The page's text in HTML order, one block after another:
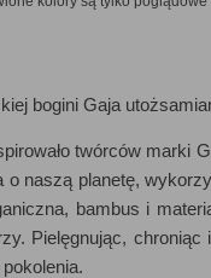
bogini Gaja
twórców marki
o naszą planetę,
bambus i
Pielęgnując,